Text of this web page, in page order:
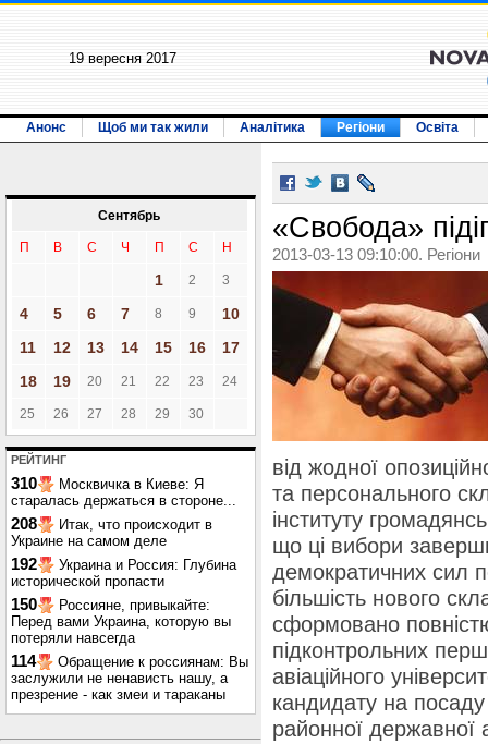
19 вересня 2017
Анонс Щоб ми так жили Аналітика Регіони Освіта
Сентябрь
П В С Ч П С Н
1 2 3
4 5 6 7 8 9
10
11
12 13 14 15 16
17
18
19 20 21 22 23 24
25 26 27 28 29 30
РЕЙТИНГ
310
Москвичка в Киеве: Я
старалась держаться в стороне...
208
Итак, что происходит в
Украине на самом деле
192
Украина и Россия: Глубина
исторической пропасти
150
Россияне, привыкайте:
Перед вами Украина, которую вы
потеряли навсегда
114
Обращение к россиянам: Вы
заслужили не ненависть нашу, а
презрение - как змеи и тараканы
«Свобода»
2013-03-13 09:10:00. Регіони
від жодної
та персонального
інституту
що ці вибори
демократичних сил
більшість нового
сформовано
підконтрольних
авіаційного
кандидату на
районної державної